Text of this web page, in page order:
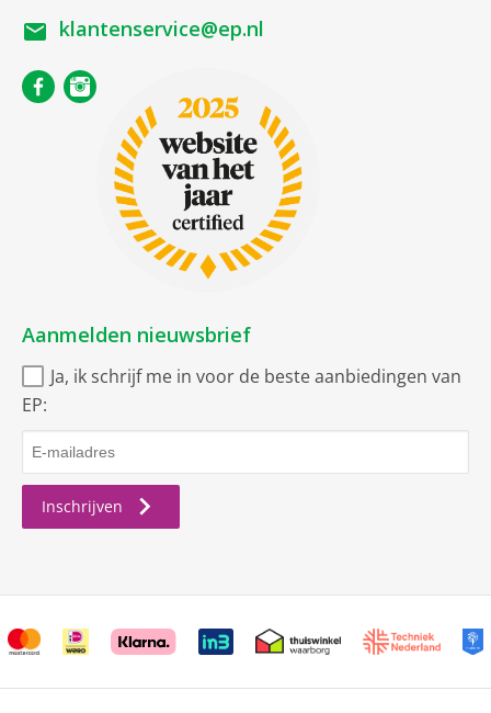
Totale inhoud
koelgedeelte(s
195 liter
Geluidsniveau
Geluidsniveauklasse
B
Gezamenlijke netto inhoud
Gezamenlijke inhoud
koelen en vriezen
257l
Inhoud koelgedeelte
Kenmerken vrieszone
Lade
3
NoFrost
LED verlichting
Flexi-Space (verwijderbare
glazen leggers in het
klantenservice@ep.nl
Aanmelden nieuwsbrief
Ja, ik schrijf me in voor de beste aanbiedingen van
EP:
Inschrijven